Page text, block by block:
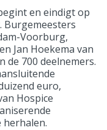
en eindigt op
Burgemeesters
Voorburg,
Jan Hoekema van
de 700 deelnemers.
euro,
Hospice
herhalen.